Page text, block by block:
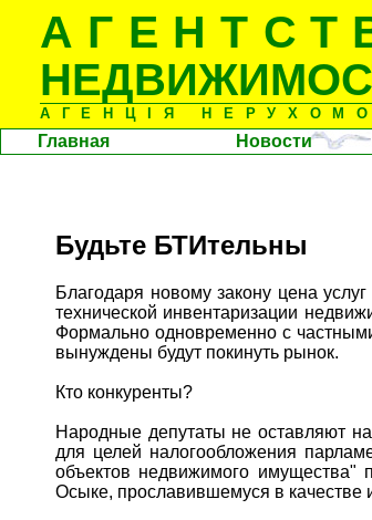
АГЕНЦІЯ
Главная Новости
Будьте БТИтельны
Благодаря новому закону цена
технической инвентаризации
Формально одновременно с
вынуждены будут покинуть рынок.
Кто конкуренты?
Народные депутаты не оставляют
для целей налогообложения
объектов недвижимого
Осыке, прославившемуся в качестве